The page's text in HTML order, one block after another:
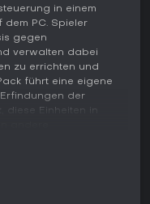
in einem
PC. Spieler
gegen
verwalten dabei
zu errichten und
führt eine eigene
der
Einheiten in
Verteidigung, bei der